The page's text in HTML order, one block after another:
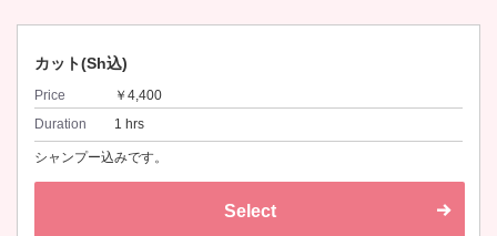
カット(Sh込)
Price
￥4,400
Duration
1 hrs
シャンプー込みです。
Select